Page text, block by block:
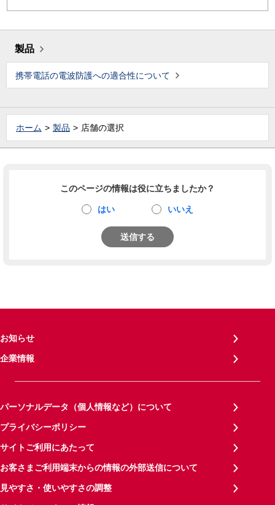
製品
携帯電話の電波防護への適合性について
ホーム 製品 店舗の選択
このページの情報は役に立ちましたか？
はい いいえ
送信する
お知らせ
企業情報
パーソナルデータ（個人情報など）について
プライバシーポリシー
サイトご利用にあたって
お客さまご利用端末からの情報の外部送信について
見やすさ・使いやすさの調整